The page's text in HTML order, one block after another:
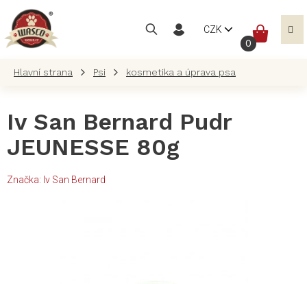
obsah
CZK
Psi kosmetika a úprava psa
Iv San Bernard Pudr
JEUNESSE 80g
Značka: Iv San Bernard